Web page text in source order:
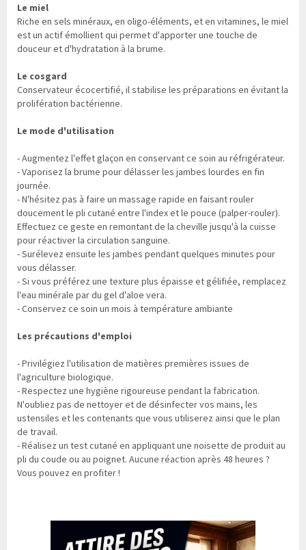
Le miel
Riche en sels minéraux, en oligo-éléments, et en vitamines, le miel
est un actif émollient qui permet d'apporter une touche de
douceur et d'hydratation à la brume.
Le cosgard
Conservateur écocertifié, il stabilise les préparations en évitant la
prolifération bactérienne.
Le mode d'utilisation
- Augmentez l'effet glaçon en conservant ce soin au réfrigérateur.
- Vaporisez la brume pour délasser les jambes lourdes en fin
journée.
- N'hésitez pas à faire un massage rapide en faisant rouler
doucement le pli cutané entre l'index et le pouce (palper-rouler).
Effectuez ce geste en remontant de la cheville jusqu'à la cuisse
pour réactiver la circulation sanguine.
- Surélevez ensuite les jambes pendant quelques minutes pour
vous délasser.
- Si vous préférez une texture plus épaisse et gélifiée, remplacez
l'eau minérale par du gel d'aloe vera.
- Conservez ce soin un mois à température ambiante
Les précautions d'emploi
- Privilégiez l'utilisation de matières premières issues de
l'agriculture biologique.
- Respectez une hygiène rigoureuse pendant la fabrication.
N'oubliez pas de nettoyer et de désinfecter vos mains, les
ustensiles et les contenants que vous utiliserez ainsi que le plan
de travail.
- Réalisez un test cutané en appliquant une noisette de produit au
pli du coude ou au poignet. Aucune réaction après 48 heures ?
Vous pouvez en profiter !